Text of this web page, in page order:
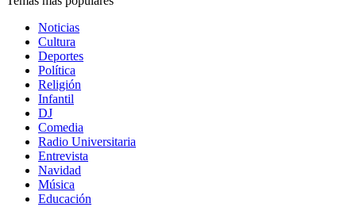
Noticias
Cultura
Deportes
Política
Religión
Infantil
DJ
Comedia
Radio Universitaria
Entrevista
Navidad
Música
Educación